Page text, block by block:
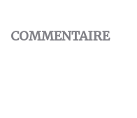
COMMENTAIRE